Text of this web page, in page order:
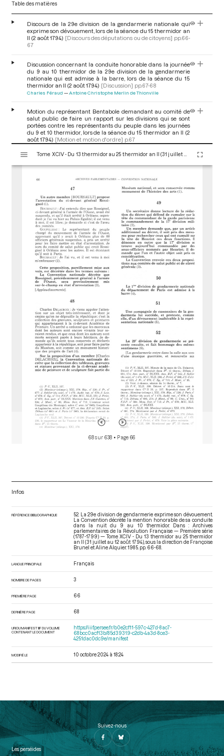
Table des matières
Discours de la 29e division de la gendarmerie nationale qui
exprime son dévouement, lors de la séance du 15 thermidor an
II (2 août 1794) [Discours des députations ou de citoyens] pp.66-
67
Discussion concernant la conduite honorable dans la journée
du 9 au 10 thermidor de la 29e division de la gendarmerie
nationale qui est admise à la barre, lors de la séance du 15
thermidor an II (2 août 1794) [Discussion] pp.67-68
Charles Féraud Antoine Christophe Merlin de Thionville
Motion du représentant Bentabole demandant au comité de
salut public de faire un rapport sur les divisions qui se sont
portées contre les représentants du peuple dans les journées
du 9 et 10 thermidor, lors de la séance du 15 thermidor an II (2
août 1794) [Motion et motion d'ordre] p.67
Décret, proposé par le représentant Bentabole, chargeant le
qui ont eu l'audace de se porter contre un représentant du
peuple, lors de la séance du 15 thermidor an II (2 août 1794)
Pierre Louis Bentabole
s
68 sur 638 • Page 66
Infos
RÉFÉRENCE BIBLIOGRAPHIQUE
52. La 29e division de gendarmerie exprime son dévouement.
La Convention décrète la mention honorable de sa conduite
dans la nuit du 9 au 10 thermidor. Dans : Archives
parlementaires de la Révolution Française — Première série
(1787-1799) — Tome XCIV - Du 13 thermidor au 25 thermidor
an II (31 juillet au 12 août 1794), sous la direction de Françoise
Brunel et Aline Alquier. 1985. pp. 66-68.
LANGUE PRINCIPALE Français
NOMBRE DE PAGES 3
PREMIÈRE PAGE 66
DERNIÈRE PAGE 68
URI DU MANIFEST IIIF DU VOLUME
CONTENANT LE DOCUMENT
https://iiif.persee.fr/b0e2cf11-597c-427d-8ac7-
68bcc0acf13b/85d39319-c2db-4a3d-8ce3-
4251dac0dc9e/manifest
MODIFIÉ LE 10 octobre 2024 à 18:24
Suivez-nous
Les perséides